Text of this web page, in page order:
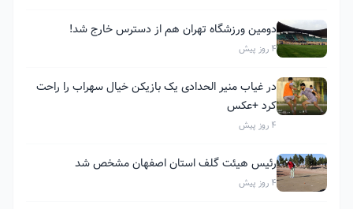
دومین ورزشگاه تهران هم از دسترس خارج شد!
4 روز پیش
در غیاب منیر الحدادی یک بازیکن خیال سهراب را راحت
کرد +عکس
4 روز پیش
رئیس هیئت گلف استان اصفهان مشخص شد
4 روز پیش